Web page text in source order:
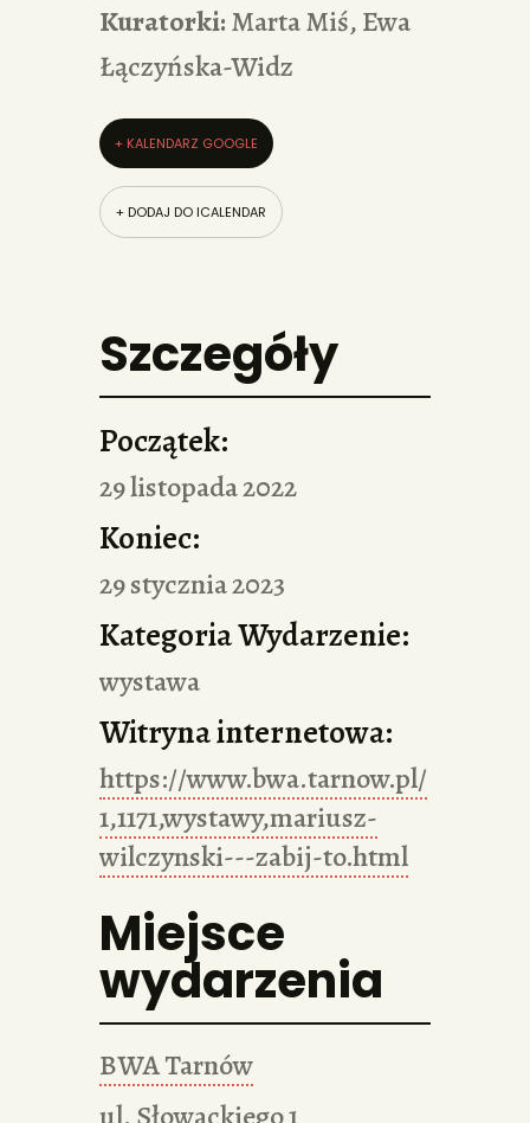
Kuratorki:Marta Miś, Ewa
Łączyńska-Widz
+ KALENDARZ GOOGLE
+ DODAJ DO ICALENDAR
Szczegóły
Początek:
29 listopada 2022
Koniec:
29 stycznia 2023
Kategoria Wydarzenie:
wystawa
Witryna internetowa:
https://www.bwa.tarnow.pl/
1,1171,wystawy,mariusz-
wilczynski---zabij-to.html
Miejsce
wydarzenia
BWA Tarnów